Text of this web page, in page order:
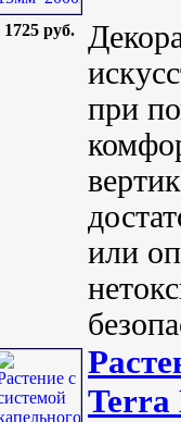
1725 руб.
при
или
Terra